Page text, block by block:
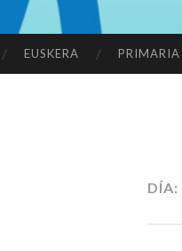
EUSKERA PRIMARIA
DÍA: